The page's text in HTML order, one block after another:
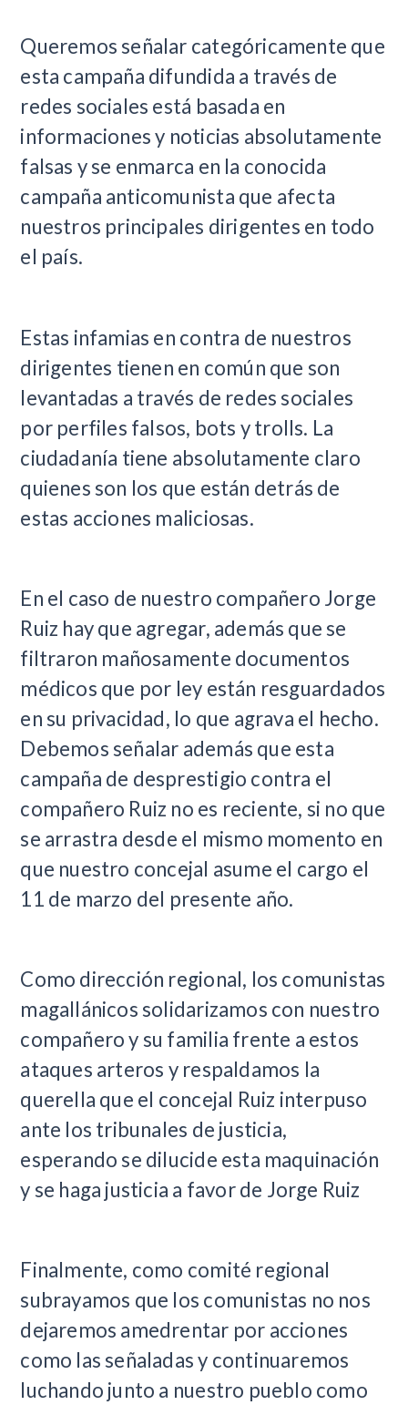
Queremos señalar categóricamente que
esta campaña difundida a través de
redes sociales está basada en
informaciones y noticias absolutamente
falsas y se enmarca en la conocida
campaña anticomunista que afecta
nuestros principales dirigentes en todo
el país.
Estas infamias en contra de nuestros
dirigentes tienen en común que son
levantadas a través de redes sociales
por perfiles falsos, bots y trolls. La
ciudadanía tiene absolutamente claro
quienes son los que están detrás de
estas acciones maliciosas.
En el caso de nuestro compañero Jorge
Ruiz hay que agregar, además que se
filtraron mañosamente documentos
médicos que por ley están resguardados
en su privacidad, lo que agrava el hecho.
Debemos señalar además que esta
campaña de desprestigio contra el
compañero Ruiz no es reciente, si no que
se arrastra desde el mismo momento en
que nuestro concejal asume el cargo el
11 de marzo del presente año.
Como dirección regional, los comunistas
magallánicos solidarizamos con nuestro
compañero y su familia frente a estos
ataques arteros y respaldamos la
querella que el concejal Ruiz interpuso
ante los tribunales de justicia,
esperando se dilucide esta maquinación
y se haga justicia a favor de Jorge Ruiz
Finalmente, como comité regional
subrayamos que los comunistas no nos
dejaremos amedrentar por acciones
como las señaladas y continuaremos
luchando junto a nuestro pueblo como